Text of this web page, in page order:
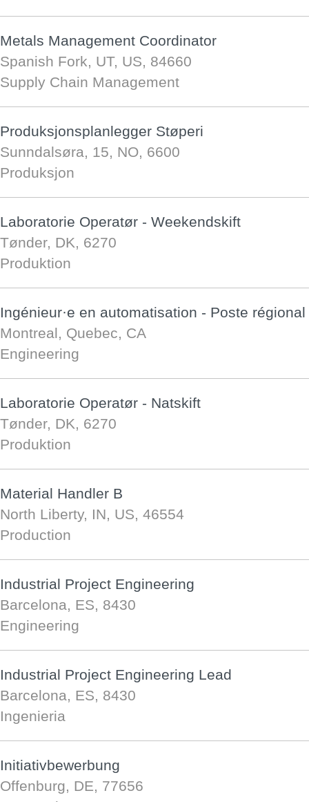
Metals Management Coordinator
Spanish Fork, UT, US, 84660
Supply Chain Management
Produksjonsplanlegger Støperi
Sunndalsøra, 15, NO, 6600
Produksjon
Laboratorie Operatør - Weekendskift
Tønder, DK, 6270
Produktion
Ingénieur·e en automatisation - Poste régional
Montreal, Quebec, CA
Engineering
Laboratorie Operatør - Natskift
Tønder, DK, 6270
Produktion
Material Handler B
North Liberty, IN, US, 46554
Production
Industrial Project Engineering
Barcelona, ES, 8430
Engineering
Industrial Project Engineering Lead
Barcelona, ES, 8430
Ingenieria
Initiativbewerbung
Offenburg, DE, 77656